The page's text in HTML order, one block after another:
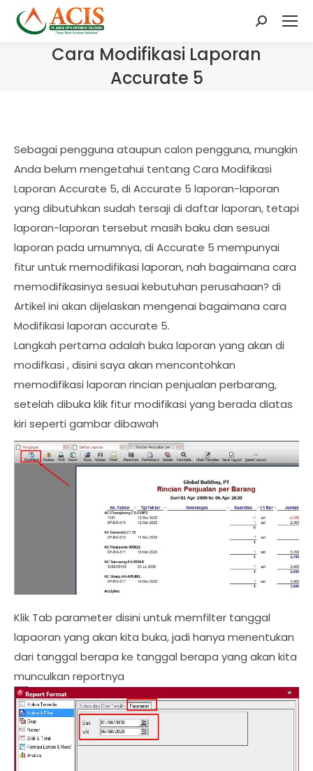
Search:
Cara Modifikasi Laporan
Accurate 5
Sebagai pengguna ataupun calon pengguna, mungkin
Anda belum mengetahui tentang Cara Modifikasi
Laporan Accurate 5, di Accurate 5 laporan-laporan
yang dibutuhkan sudah tersaji di daftar laporan, tetapi
laporan-laporan tersebut masih baku dan sesuai
laporan pada umumnya, di Accurate 5 mempunyai
fitur untuk memodifikasi laporan, nah bagaimana cara
memodifikasinya sesuai kebutuhan perusahaan? di
Artikel ini akan dijelaskan mengenai bagaimana cara
Modifikasi laporan accurate 5.
Langkah pertama adalah buka laporan yang akan di
modifkasi , disini saya akan mencontohkan
memodifikasi laporan rincian penjualan perbarang,
setelah dibuka klik fitur modifikasi yang berada diatas
kiri seperti gambar dibawah
Klik Tab parameter disini untuk memfilter tanggal
lapaoran yang akan kita buka, jadi hanya menentukan
dari tanggal berapa ke tanggal berapa yang akan kita
munculkan reportnya